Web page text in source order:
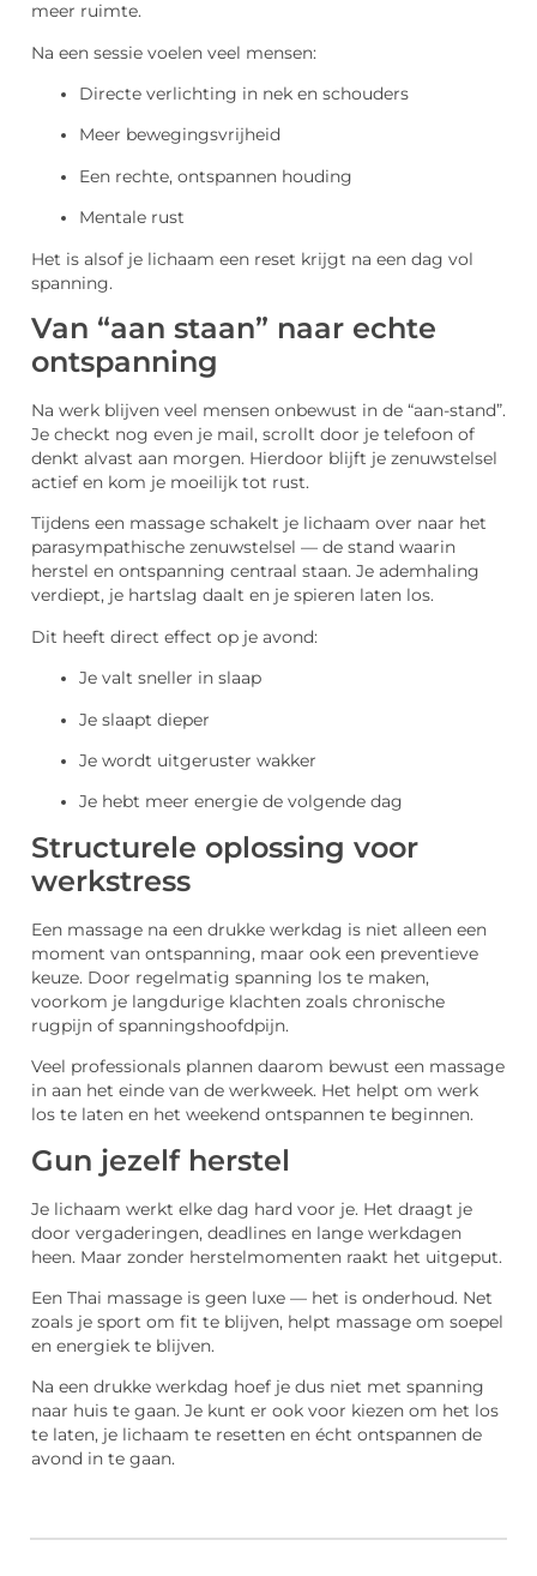
meer ruimte.
Na een sessie voelen veel mensen:
Directe verlichting in nek en schouders
Meer bewegingsvrijheid
Een rechte, ontspannen houding
Mentale rust
Het is alsof je lichaam een reset krijgt na een dag vol
spanning.
Van “aan staan” naar echte
ontspanning
Na werk blijven veel mensen onbewust in de “aan-stand”.
Je checkt nog even je mail, scrollt door je telefoon of
denkt alvast aan morgen. Hierdoor blijft je zenuwstelsel
actief en kom je moeilijk tot rust.
Tijdens een massage schakelt je lichaam over naar het
parasympathische zenuwstelsel — de stand waarin
herstel en ontspanning centraal staan. Je ademhaling
verdiept, je hartslag daalt en je spieren laten los.
Dit heeft direct effect op je avond:
Je valt sneller in slaap
Je slaapt dieper
Je wordt uitgeruster wakker
Je hebt meer energie de volgende dag
Structurele oplossing voor
werkstress
Een massage na een drukke werkdag is niet alleen een
moment van ontspanning, maar ook een preventieve
keuze. Door regelmatig spanning los te maken,
voorkom je langdurige klachten zoals chronische
rugpijn of spanningshoofdpijn.
Veel professionals plannen daarom bewust een massage
in aan het einde van de werkweek. Het helpt om werk
los te laten en het weekend ontspannen te beginnen.
Gun jezelf herstel
Je lichaam werkt elke dag hard voor je. Het draagt je
door vergaderingen, deadlines en lange werkdagen
heen. Maar zonder herstelmomenten raakt het uitgeput.
Een Thai massage is geen luxe — het is onderhoud. Net
zoals je sport om fit te blijven, helpt massage om soepel
en energiek te blijven.
Na een drukke werkdag hoef je dus niet met spanning
naar huis te gaan. Je kunt er ook voor kiezen om het los
te laten, je lichaam te resetten en écht ontspannen de
avond in te gaan.